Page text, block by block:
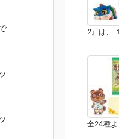
2』は、
全24種よ